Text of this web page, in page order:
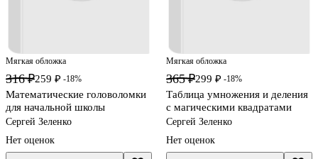
Мягкая обложка
316 ₽259 ₽ -18%
Математические головоломки
для начальной школы
Сергей Зеленко
Нет оценок
Мягкая обложка
365 ₽299 ₽ -18%
Таблица умножения и деления
с магическими квадратами
Сергей Зеленко
Нет оценок